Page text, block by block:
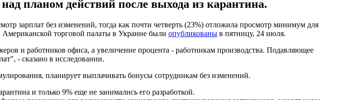
планом действий после выхода из карантина.
зарплат без изменений, тогда как почти четверть (23%) отложила просмотр минимум для
Американской торговой палаты в Украине были опубликованы в пятницу, 24 июля.
и работников офиса, а увеличение процента - работникам производства. Подавляющее
- сказано в исследовании.
планирует выплачивать бонусы сотрудникам без изменений.
и только 9% еще не занимались его разработкой.